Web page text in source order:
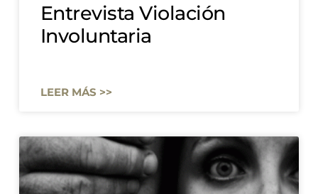
Entrevista Violación
Involuntaria
LEER MÁS >>